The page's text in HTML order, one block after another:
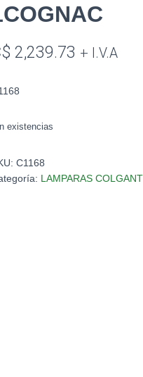
2,239.73 + I.V.A
existencias
C1168
LAMPARAS